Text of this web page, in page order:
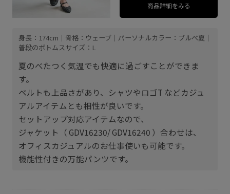
商品詳細をみる
身長：174cm｜骨格：ウェーブ｜パーソナルカラー：ブルべ夏｜
普段のボトムスサイズ：L
夏のべたつく気温でも快適に過ごすことができま
す。
ベルトも上品さがあり、シャツやロゴT などカジュ
アルアイテムとも相性が良いです。
セットアップ対応アイテムなので、
ジャケット（ GDV16230/ GDV16240 ）合わせは、
オフィスカジュアルのお仕事使いも可能です。
機能性付きの万能パンツです。